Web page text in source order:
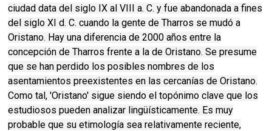
ciudad data del siglo IX al VIII a. C. y fue abandonada a fines
del siglo XI d. C. cuando la gente de Tharros se mudó a
Oristano. Hay una diferencia de 2000 años entre la
concepción de Tharros frente a la de Oristano. Se presume
que se han perdido los posibles nombres de los
asentamientos preexistentes en las cercanías de Oristano.
Como tal, 'Oristano' sigue siendo el topónimo clave que los
estudiosos pueden analizar lingüísticamente. Es muy
probable que su etimología sea relativamente reciente,